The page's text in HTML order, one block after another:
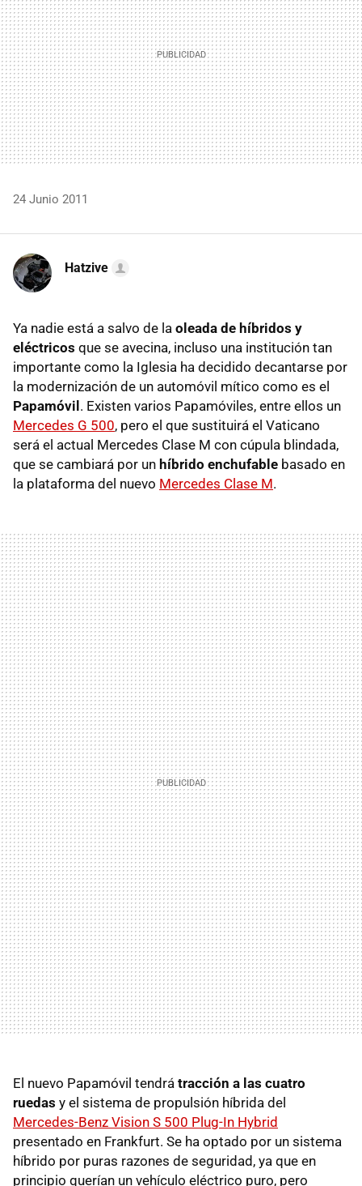
24 Junio 2011
Hatzive
Ya nadie está a salvo de la oleada de híbridos y
eléctricos que se avecina, incluso una institución tan
importante como la Iglesia ha decidido decantarse por
la modernización de un automóvil mítico como es el
Papamóvil. Existen varios Papamóviles, entre ellos un
Mercedes G 500, pero el que sustituirá el Vaticano
será el actual Mercedes Clase M con cúpula blindada,
que se cambiará por un híbrido enchufable basado en
la plataforma del nuevo Mercedes Clase M.
El nuevo Papamóvil tendrá tracción a las cuatro
ruedas y el sistema de propulsión híbrida del
Mercedes-Benz Vision S 500 Plug-In Hybrid
presentado en Frankfurt. Se ha optado por un sistema
híbrido por puras razones de seguridad, ya que en
principio querían un vehículo eléctrico puro, pero